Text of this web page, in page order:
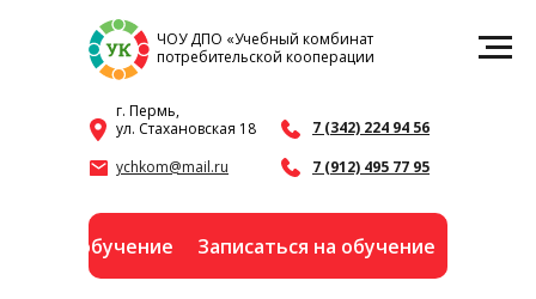
ЧОУ ДПО «Учебный комбинат
потребительской кооперации
на обучение Записаться на обучение
ychkom@mail.ru
7 (342) 224 94 56
7 (912) 495 77 95
г. Пермь,
ул. Стахановская 18